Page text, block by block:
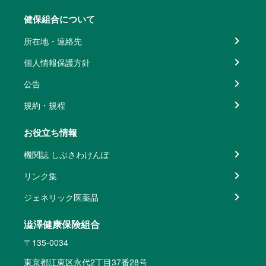
健保組合について
所在地・連絡先
個人情報保護方針
公告
規約・規程
お役立ち情報
機関誌 しぶさわけんぽ
リンク集
ジェネリック医薬品
澁澤健康保険組合
〒135-0034
東京都江東区永代2丁目37番28号